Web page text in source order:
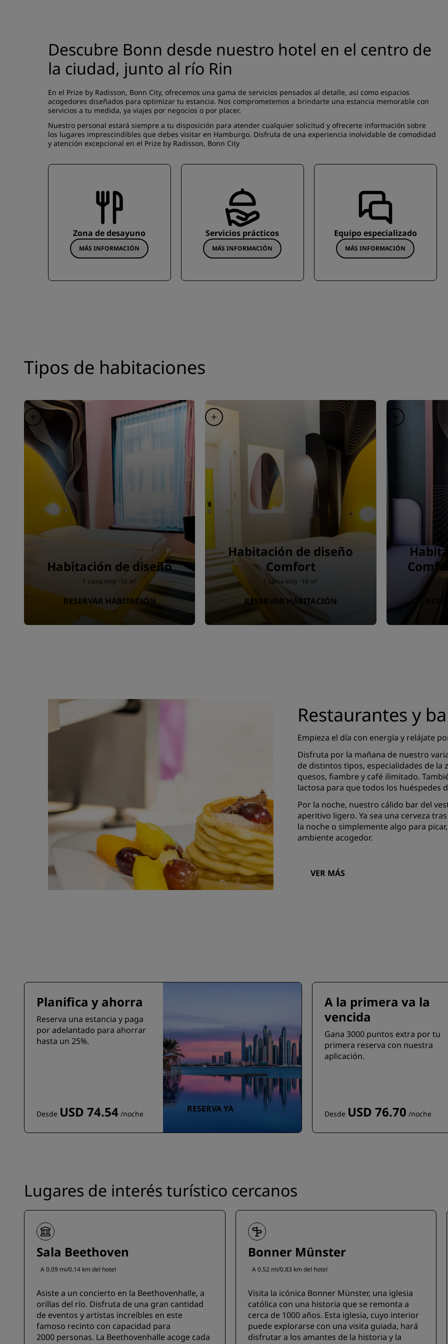
Descubre Bonn desde nuestro hotel en el centro de
la ciudad, junto al río Rin
En el Prize by Radisson, Bonn City, ofrecemos una gama de servicios pensados al detalle, así como espacios
acogedores diseñados para optimizar tu estancia. Nos comprometemos a brindarte una estancia memorable con
servicios a tu medida, ya viajes por negocios o por placer.
Nuestro personal estará siempre a tu disposición para atender cualquier solicitud y ofrecerte información sobre
los lugares imprescindibles que debes visitar en Hamburgo. Disfruta de una experiencia inolvidable de comodidad
y atención excepcional en el Prize by Radisson, Bonn City
Zona de desayuno
MÁS INFORMACIÓN
Servicios prácticos
MÁS INFORMACIÓN
Equipo especializado
MÁS INFORMACIÓN
Tipos de habitaciones
Habitación de diseño
1 cama king · 16 m²
RESERVAR HABITACIÓN
Habitación de diseño
Comfort
1 cama king · 16 m²
RESERVAR HABITACIÓN
Restaurantes y
Empieza el día con energía y relájate
Disfruta por la mañana de nuestro
de distintos tipos, especialidades de la
quesos, fiambre y café ilimitado.
lactosa para que todos los huéspedes
Por la noche, nuestro cálido bar del
aperitivo ligero. Ya sea una cerveza
la noche o simplemente algo para
ambiente acogedor.
VER MÁS
Planifica y ahorra
Reserva una estancia y paga
por adelantado para ahorrar
hasta un 25%.
Desde USD 74.54 /noche RESERVA YA
A la primera va la
vencida
Gana 3000 puntos extra por tu
primera reserva con nuestra
aplicación.
Desde USD 76.70 /noche
Lugares de interés turístico cercanos
Sala Beethoven
A 0.09 mi/0.14 km del hotel
Asiste a un concierto en la Beethovenhalle, a
orillas del río. Disfruta de una gran cantidad
de eventos y artistas increíbles en este
famoso recinto con capacidad para
2000 personas. La Beethovenhalle acoge cada
Bonner Münster
A 0.52 mi/0.83 km del hotel
Visita la icónica Bonner Münster, una iglesia
católica con una historia que se remonta a
cerca de 1000 años. Esta iglesia, cuyo interior
puede explorarse con una visita guiada, hará
disfrutar a los amantes de la historia y la